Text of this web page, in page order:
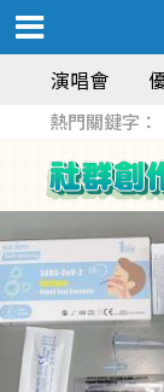
演唱會
熱門關鍵字：